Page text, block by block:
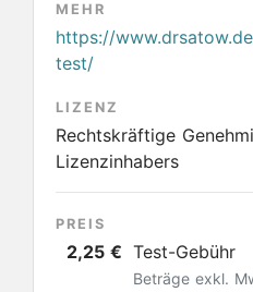
MEHR
https://
test/
LIZENZ
Rechtskräftige
Lizenzinhabers
PREIS
2,25 € Test-Gebühr
Beträge exkl.